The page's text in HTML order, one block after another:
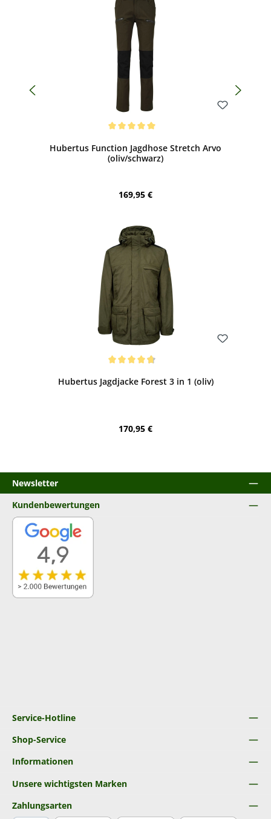
Hubertus Function Jagdhose Stretch Arvo
(oliv/schwarz)
Regulärer Preis:
169,95 €
Hubertus Jagdjacke Forest 3 in 1 (oliv)
Regulärer Preis:
170,95 €
Newsletter
Service-Hotline
Shop-Service
Informationen
Unsere wichtigsten Marken
Kundenbewertungen
Zahlungsarten